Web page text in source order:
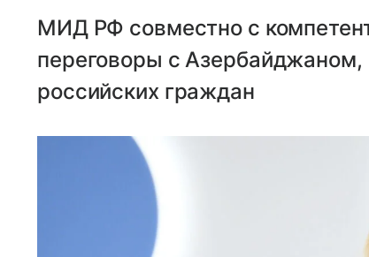
МИД РФ совместно с
переговоры с Азербайджаном,
российских граждан